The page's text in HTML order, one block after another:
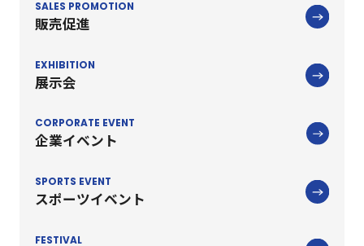
SALES PROMOTION
販売促進
EXHIBITION
展示会
CORPORATE EVENT
企業イベント
SPORTS EVENT
スポーツイベント
FESTIVAL